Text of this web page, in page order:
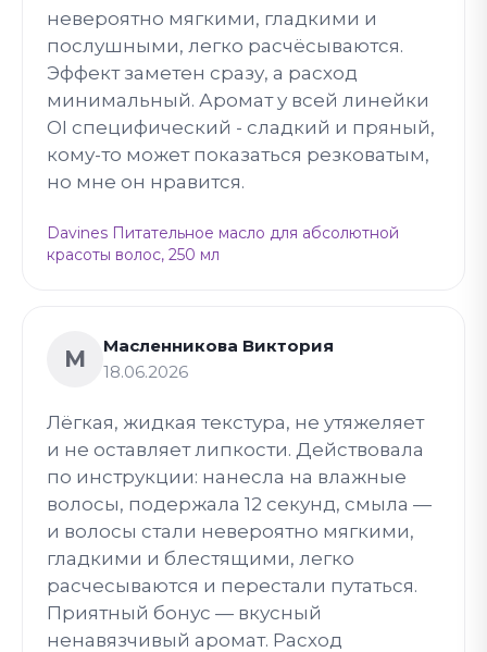
невероятно мягкими, гладкими и
послушными, легко расчёсываются.
Эффект заметен сразу, а расход
минимальный. Аромат у всей линейки
OI специфический - сладкий и пряный,
кому-то может показаться резковатым,
но мне он нравится.
Davines Питательное масло для абсолютной
красоты волос, 250 мл
М
Масленникова Виктория
18.06.2026
Лёгкая, жидкая текстура, не утяжеляет
и не оставляет липкости. Действовала
по инструкции: нанесла на влажные
волосы, подержала 12 секунд, смыла —
и волосы стали невероятно мягкими,
гладкими и блестящими, легко
расчесываются и перестали путаться.
Приятный бонус — вкусный
ненавязчивый аромат. Расход